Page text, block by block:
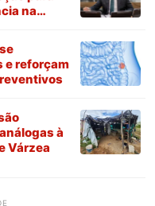
na
e reforçam
à
Várzea